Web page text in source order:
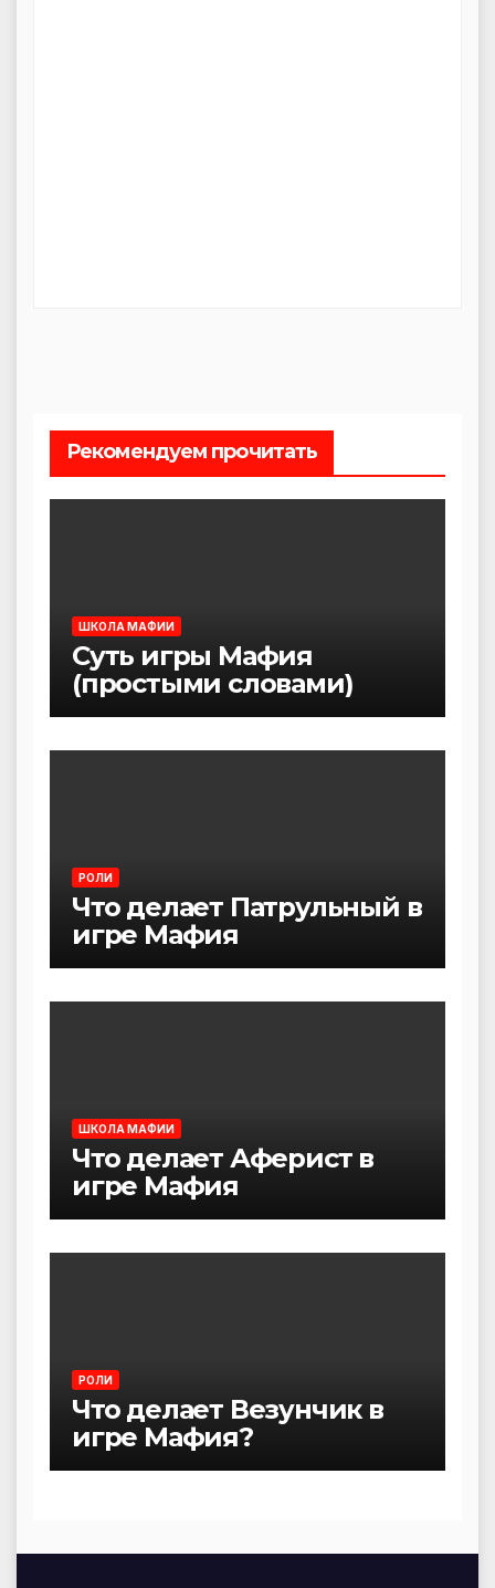
Рекомендуем прочитать
ШКОЛА МАФИИ
Суть игры Мафия
(простыми словами)
РОЛИ
Что делает Патрульный в
игре Мафия
ШКОЛА МАФИИ
Что делает Аферист в
игре Мафия
РОЛИ
Что делает Везунчик в
игре Мафия?